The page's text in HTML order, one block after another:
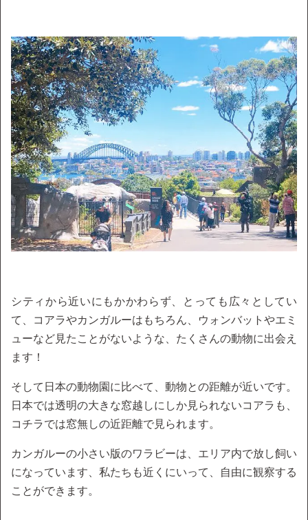
シティから近いにもかかわらず、とっても広々としてい
て、コアラやカンガルーはもちろん、ウォンバットやエミ
ューなど見たことがないような、たくさんの動物に出会え
ます！
そして日本の動物園に比べて、動物との距離が近いです。
日本では透明の大きな窓越しにしか見られないコアラも、
コチラでは窓無しの近距離で見られます。
カンガルーの小さい版のワラビーは、エリア内で放し飼い
になっています、私たちも近くにいって、自由に観察する
ことができます。